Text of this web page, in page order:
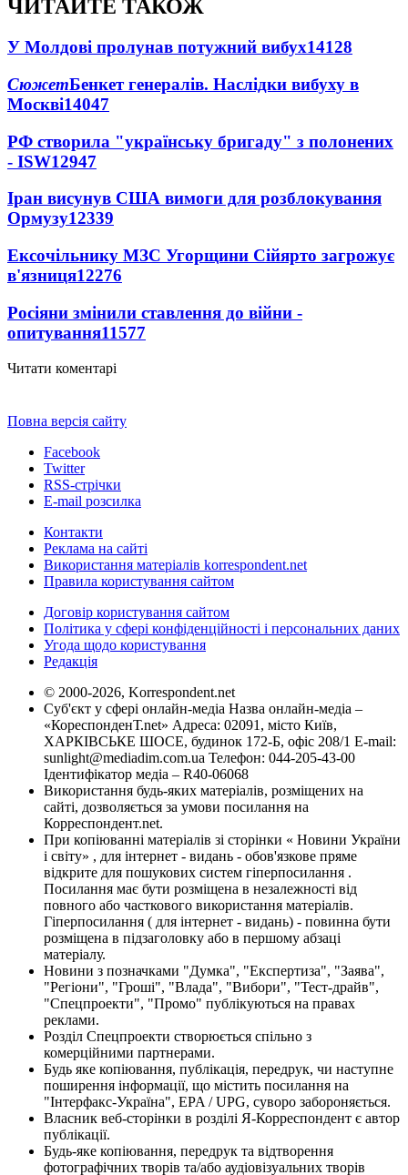
ЧИТАЙТЕ ТАКОЖ
У Молдові пролунав потужний вибух14128
СюжетБенкет генералів. Наслідки вибуху в
Москві14047
РФ створила "українську бригаду" з полонених
- ISW12947
Іран висунув США вимоги для розблокування
Ормузу12339
Ексочільнику МЗС Угорщини Сійярто загрожує
в'язниця12276
Росіяни змінили ставлення до війни -
опитування11577
Читати коментарі
Повна версія сайту
Facebook
Twitter
RSS-стрічки
E-mail розсилка
Контакти
Реклама на сайті
Використання матеріалів korrespondent.net
Правила користування сайтом
Договір користування сайтом
Політика у сфері конфіденційності і персональних даних
Угода щодо користування
Редакція
© 2000-2026, Korrespondent.net
Суб'єкт у сфері онлайн-медіа Назва онлайн-медіа –
«КореспонденТ.net» Адреса: 02091, місто Київ,
ХАРКІВСЬКЕ ШОСЕ, будинок 172-Б, офіс 208/1 E-mail:
sunlight@mediadim.com.ua Телефон: 044-205-43-00
Ідентифікатор медіа – R40-06068
Використання будь-яких матеріалів, розміщених на
сайті, дозволяється за умови посилання на
Корреспондент.net.
При копіюванні матеріалів зі сторінки « Новини України
і світу» , для інтернет - видань - обов'язкове пряме
відкрите для пошукових систем гіперпосилання .
Посилання має бути розміщена в незалежності від
повного або часткового використання матеріалів.
Гіперпосилання ( для інтернет - видань) - повинна бути
розміщена в підзаголовку або в першому абзаці
матеріалу.
Новини з позначками "Думка", "Експертиза", "Заява",
"Регіони", "Гроші", "Влада", "Вибори", "Тест-драйв",
"Спецпроекти", "Промо" публікуються на правах
реклами.
Розділ Спецпроекти створюється спільно з
комерційними партнерами.
Будь яке копіювання, публікація, передрук, чи наступне
поширення інформації, що містить посилання на
"Інтерфакс-Україна", EPA / UPG, суворо забороняється.
Власник веб-сторінки в розділі Я-Корреспондент є автор
публікації.
Будь-яке копіювання, передрук та відтворення
фотографічних творів та/або аудіовізуальних творів